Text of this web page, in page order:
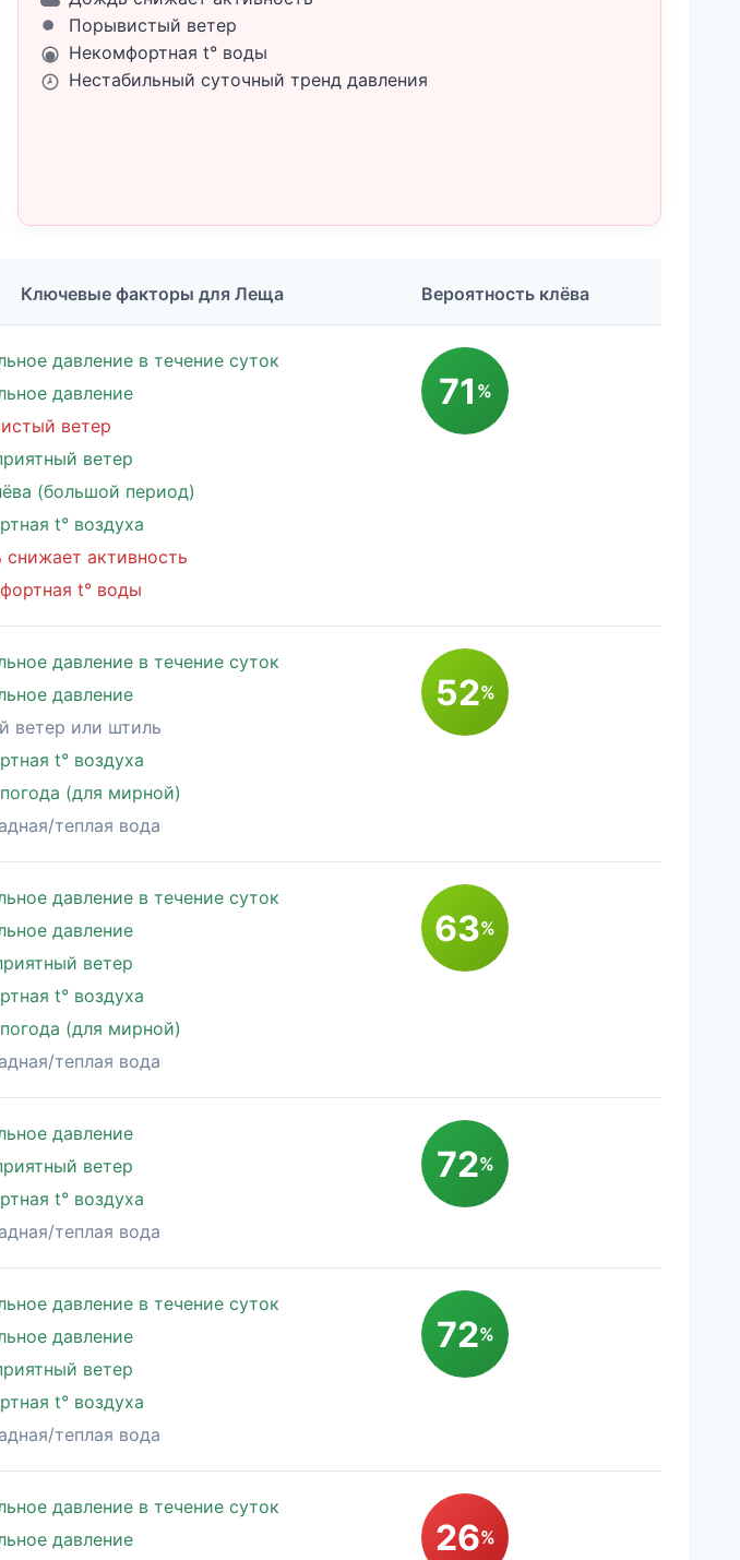
Порывистый ветер
Некомфортная t° воды
Нестабильный суточный тренд давления
Ключевые факторы для Леща Вероятность клёва
давление в течение суток
давление
ветер
ветер
(большой период)
t° воздуха
активность
t° воды
71 %
давление в течение суток
давление
ветер или штиль
t° воздуха
(для мирной)
теплая вода
52%
давление в течение суток
давление
ветер
t° воздуха
(для мирной)
теплая вода
63%
давление
ветер
t° воздуха
теплая вода
72%
давление в течение суток
давление
ветер
t° воздуха
теплая вода
72%
давление в течение суток
давление
26%